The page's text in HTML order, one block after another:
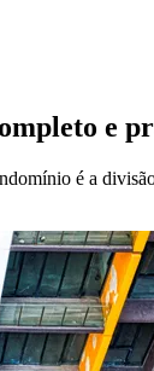
e
é a